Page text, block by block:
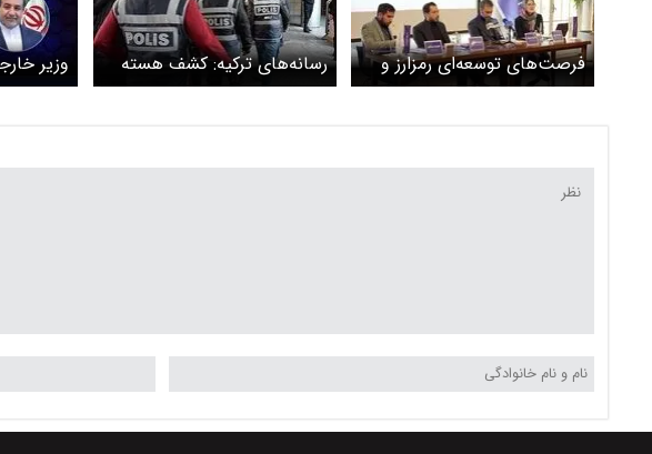
فرصت‌های توسعه‌ای رمزارز و
فرصت‌سوزی 7‌ساله
رسانه‌های ترکیه: کشف هسته
جاسوسی اسرائیل علیه ایران در
وزیر
کشورش